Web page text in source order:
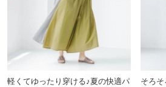
軽くてゆったり穿ける♪夏の快適パ
そろ